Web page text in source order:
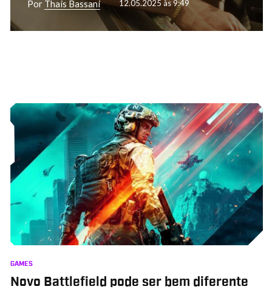
Por Thais Bassani 12.05.2025 às 9:49
GAMES
Novo Battlefield pode ser bem diferente